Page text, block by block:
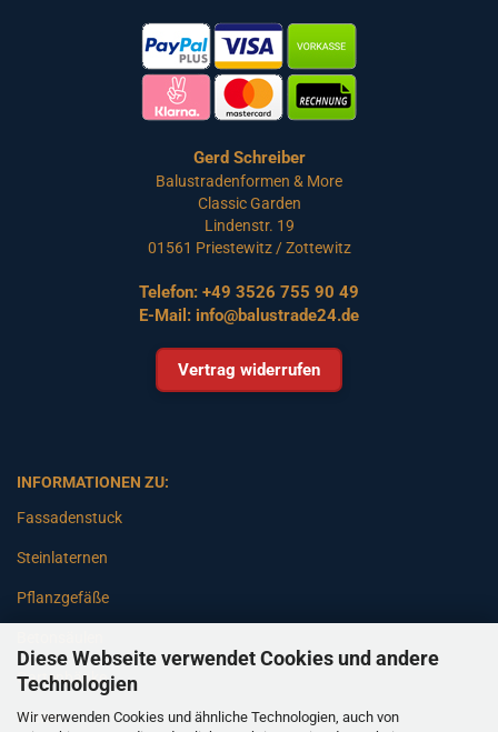
Diese Webseite verwendet Cookies und andere
Technologien
Wir verwenden Cookies und ähnliche Technologien, auch von
Gerd Schreiber
Balustradenformen & More
Classic Garden
Lindenstr. 19
01561 Priestewitz / Zottewitz
Telefon: +49 3526 755 90 49
E-Mail: info@balustrade24.de
Vertrag widerrufen
INFORMATIONEN ZU:
Fassadenstuck
Steinlaternen
Pflanzgefäße
Gartenbänke
Pfeiler